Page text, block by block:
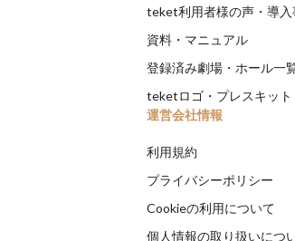
teket利用者様の声・導入
資料・マニュアル
登録済み劇場・ホール一
teketロゴ・プレスキット
運営会社情報
利用規約
プライバシーポリシー
Cookieの利用について
個人情報の取り扱いにつ